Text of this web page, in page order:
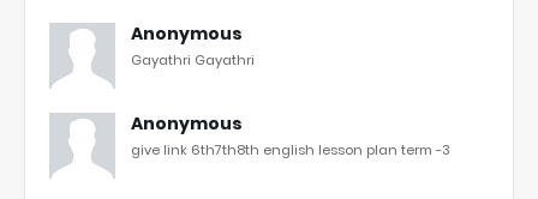
Anonymous
Gayathri Gayathri
Anonymous
give link 6th7th8th english lesson plan term -3